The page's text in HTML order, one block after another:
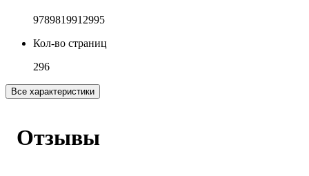
9789819912995
Кол-во страниц
296
Все характеристики
Отзывы